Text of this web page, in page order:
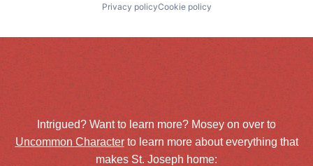
Privacy policyCookie policy
Intrigued? Want to learn more? Mosey on over to
Uncommon Characterto learn more about everything that
makes St. Joseph home: